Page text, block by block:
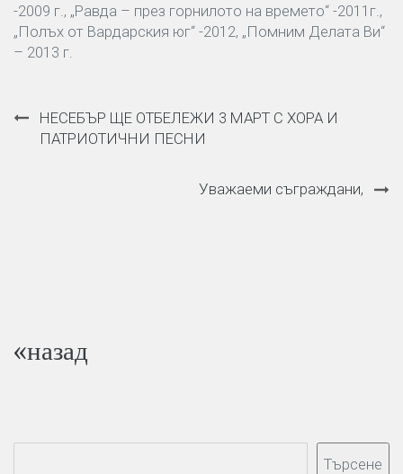
-2009 г., „Равда – през горнилото на времето“ -2011г.,
„Полъх от Вардарския юг“ -2012, „Помним Делата Ви“
– 2013 г.
НЕСЕБЪР ЩЕ ОТБЕЛЕЖИ 3 МАРТ С ХОРА И
ПАТРИОТИЧНИ ПЕСНИ
Уважаеми съграждани,
«назад
Търсене